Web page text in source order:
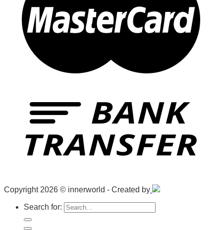
Copyright 2026 © innerworld - Created by
Search for: